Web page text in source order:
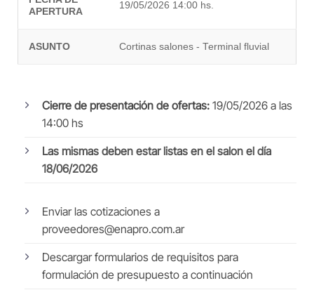
APERTURA
19/05/2026 14:00 hs.
ASUNTO Cortinas salones - Terminal fluvial
Cierre de presentación de ofertas: 19/05/2026 a las
14:00 hs
Las mismas deben estar listas en el salon el día
18/06/2026
Enviar las cotizaciones a
proveedores@enapro.com.ar
Descargar formularios de requisitos para
formulación de presupuesto a continuación